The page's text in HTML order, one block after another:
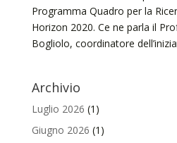
Programma Quadro per la
Horizon 2020. Ce ne parla il
Bogliolo, coordinatore
Archivio
Luglio 2026 (1)
Giugno 2026 (1)